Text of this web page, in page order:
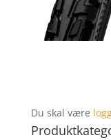
Du skal være